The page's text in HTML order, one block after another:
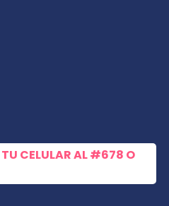
CELULAR AL#678 O